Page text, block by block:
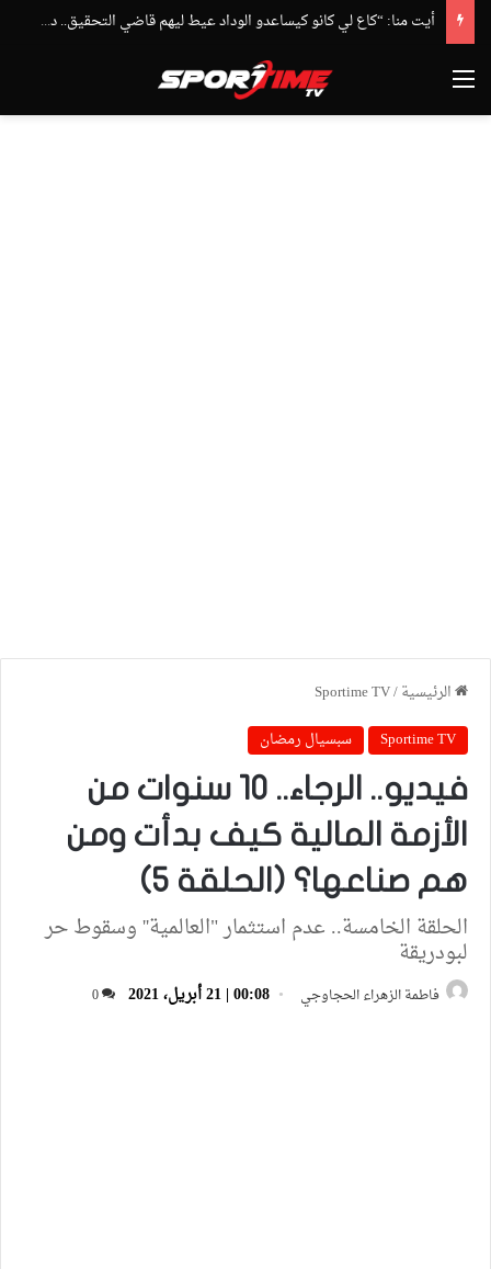
توالي النتائج السلبية يلاحق الوداد الرياضي بعد تعادل جديد أمام الدفاع الحسني الجديدي
القائمة
الرئيسية/
Sportime TV
Sportime TV
سبسيال رمضان
فيديو.. الرجاء.. 10 سنوات من
الأزمة المالية كيف بدأت ومن
هم صناعها؟ (الحلقة 5)
الحلقة الخامسة.. عدم استثمار "العالمية'' وسقوط حر
لبودريقة
فاطمة الزهراء الحجاوجي 00:08 | 21 أبريل، 2021 0